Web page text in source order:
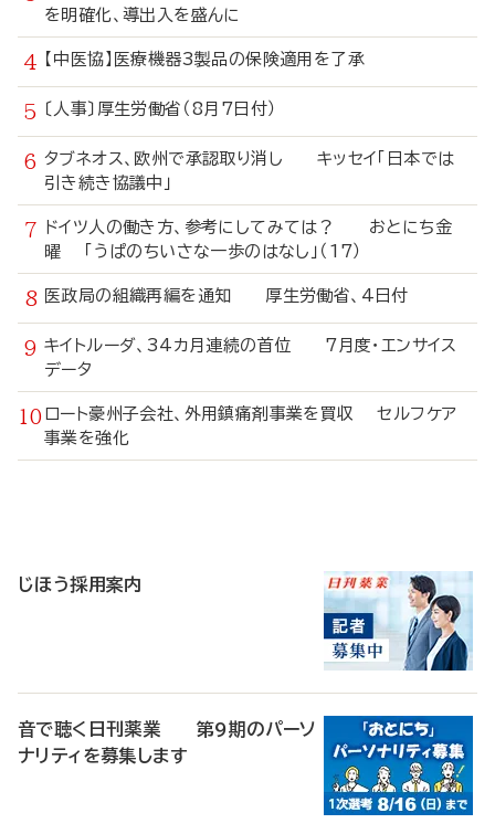
を明確化、導出入を盛んに
【中医協】医療機器3製品の保険適用を了承
〔人事〕厚生労働省（8月7日付）
タブネオス、欧州で承認取り消し キッセイ「日本では
引き続き協議中」
ドイツ人の働き方、参考にしてみては？ おとにち金
曜 「うぱのちいさな一歩のはなし」（17）
医政局の組織再編を通知 厚生労働省、4日付
キイトルーダ、34カ月連続の首位 7月度・エンサイス
データ
ロート豪州子会社、外用鎮痛剤事業を買収 セルフケア
事業を強化
じほう採用案内
音で聴く日刊薬業 第9期のパーソ
ナリティを募集します